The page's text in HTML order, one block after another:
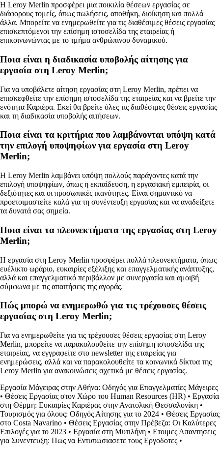
Η Leroy Merlin προσφέρει μια ποικιλία θέσεων εργασίας σε
διάφορους τομείς, όπως πωλήσεις, αποθήκη, διοίκηση και πολλά
άλλα. Μπορείτε να ενημερωθείτε για τις διαθέσιμες θέσεις εργασίας
επισκεπτόμενοι την επίσημη ιστοσελίδα της εταιρείας ή
επικοινωνώντας με το τμήμα ανθρώπινου δυναμικού.
Ποια είναι η διαδικασία υποβολής αίτησης για
εργασία στη Leroy Merlin;
Για να υποβάλετε αίτηση εργασίας στη Leroy Merlin, πρέπει να
επισκεφθείτε την επίσημη ιστοσελίδα της εταιρείας και να βρείτε την
ενότητα Καριέρα. Εκεί θα βρείτε όλες τις διαθέσιμες θέσεις εργασίας
και τη διαδικασία υποβολής αιτήσεων.
Ποια είναι τα κριτήρια που λαμβάνονται υπόψη κατά
την επιλογή υποψηφίων για εργασία στη Leroy
Merlin;
Η Leroy Merlin λαμβάνει υπόψη πολλούς παράγοντες κατά την
επιλογή υποψηφίων, όπως η εκπαίδευση, η εργασιακή εμπειρία, οι
δεξιότητες και οι προσωπικές ικανότητες. Είναι σημαντικό να
προετοιμαστείτε καλά για τη συνέντευξη εργασίας και να αναδείξετε
τα δυνατά σας σημεία.
Ποια είναι τα πλεονεκτήματα της εργασίας στη Leroy
Merlin;
Η εργασία στη Leroy Merlin προσφέρει πολλά πλεονεκτήματα, όπως
ευέλικτο ωράριο, ευκαιρίες εξέλιξης και επαγγελματικής ανάπτυξης,
αλλά και επαγγελματικό περιβάλλον με συνεργασία και αμοιβή
σύμφωνα με τις απαιτήσεις της αγοράς.
Πώς μπορώ να ενημερωθώ για τις τρέχουσες θέσεις
εργασίας στη Leroy Merlin;
Για να ενημερωθείτε για τις τρέχουσες θέσεις εργασίας στη Leroy
Merlin, μπορείτε να παρακολουθείτε την επίσημη ιστοσελίδα της
εταιρείας, να εγγραφείτε στο newsletter της εταιρείας για
ενημερώσεις, αλλά και να παρακολουθείτε τα κοινωνικά δίκτυα της
Leroy Merlin για ανακοινώσεις σχετικά με θέσεις εργασίας.
Εργασία Μάγειρας στην Αθήνα: Οδηγός για Επαγγελματίες Μάγειρες
• Θέσεις Εργασίας στον Χώρο του Human Resources (HR) • Εργασία
στη Θέρμη: Ευκαιρίες Καριέρας στην Ανατολική Θεσσαλονίκη •
Τουρισμός για όλους: Οδηγός Αίτησης για το 2024 • Θέσεις Εργασίας
στο Costa Navarino • Θέσεις Εργασίας στην Πρέβεζα: Οι Καλύτερες
Επιλογές για το 2023 • Εργασία στη Μυτιλήνη • Ετοιμες Απαντησεις
για Συνεντευξη: Πως να Εντυπωσιασετε τους Εργοδοτες •